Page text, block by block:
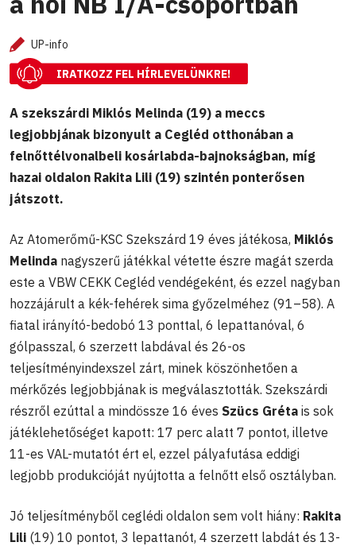
UP-info
IRATKOZZ FEL HÍRLEVELÜNKRE!
A szekszárdi Miklós Melinda (19) a meccs
legjobbjának bizonyult a Cegléd otthonában a
felnőttélvonalbeli kosárlabda-bajnokságban, míg
hazai oldalon Rakita Lili (19) szintén ponterősen
játszott.
Az Atomerőmű-KSC Szekszárd 19 éves játékosa, Miklós
Melinda nagyszerű játékkal vétette észre magát szerda
este a VBW CEKK Cegléd vendégeként, és ezzel nagyban
hozzájárult a kék-fehérek sima győzelméhez (91–58). A
fiatal irányító-bedobó 13 ponttal, 6 lepattanóval, 6
gólpasszal, 6 szerzett labdával és 26-os
teljesítményindexszel zárt, minek köszönhetően a
mérkőzés legjobbjának is megválasztották. Szekszárdi
részről ezúttal a mindössze 16 éves Szücs Gréta is sok
játéklehetőséget kapott: 17 perc alatt 7 pontot, illetve
11-es VAL-mutatót ért el, ezzel pályafutása eddigi
legjobb produkcióját nyújtotta a felnőtt első osztályban.
Jó teljesítményből ceglédi oldalon sem volt hiány: Rakita
Lili (19) 10 pontot, 3 lepattanót, 4 szerzett labdát és 13-